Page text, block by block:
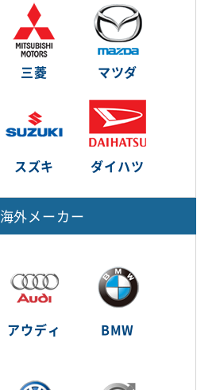
三菱 マツダ
スズキ ダイハツ
海外メーカー
アウディ BMW